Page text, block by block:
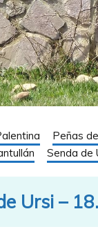
Peñas
Senda de
Ursi –